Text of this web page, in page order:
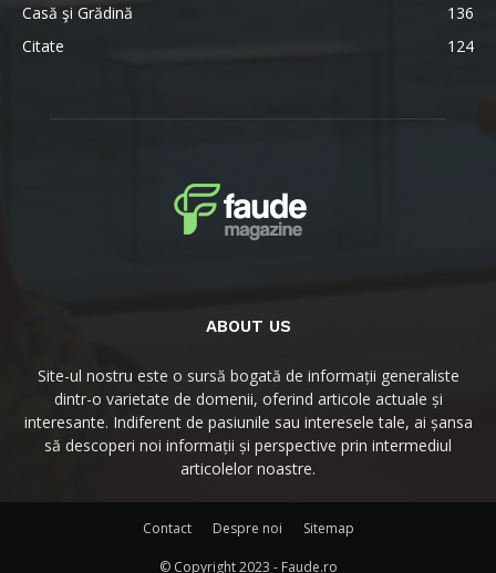
Casă şi Grădină
136
Citate
124
ABOUT US
Site-ul nostru este o sursă bogată de informații generaliste
dintr-o varietate de domenii, oferind articole actuale și
interesante. Indiferent de pasiunile sau interesele tale, ai șansa
să descoperi noi informații și perspective prin intermediul
articolelor noastre.
Contact Despre noi Sitemap
© Copyright 2023 - Faude.ro